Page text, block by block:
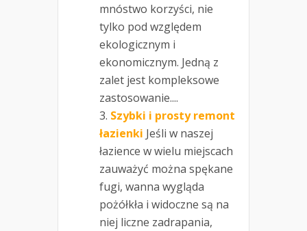
mnóstwo korzyści, nie
tylko pod względem
ekologicznym i
ekonomicznym. Jedną z
zalet jest kompleksowe
zastosowanie....
Szybki i prosty remont
łazienki Jeśli w naszej
łazience w wielu miejscach
zauważyć można spękane
fugi, wanna wygląda
pożółkła i widoczne są na
niej liczne zadrapania,